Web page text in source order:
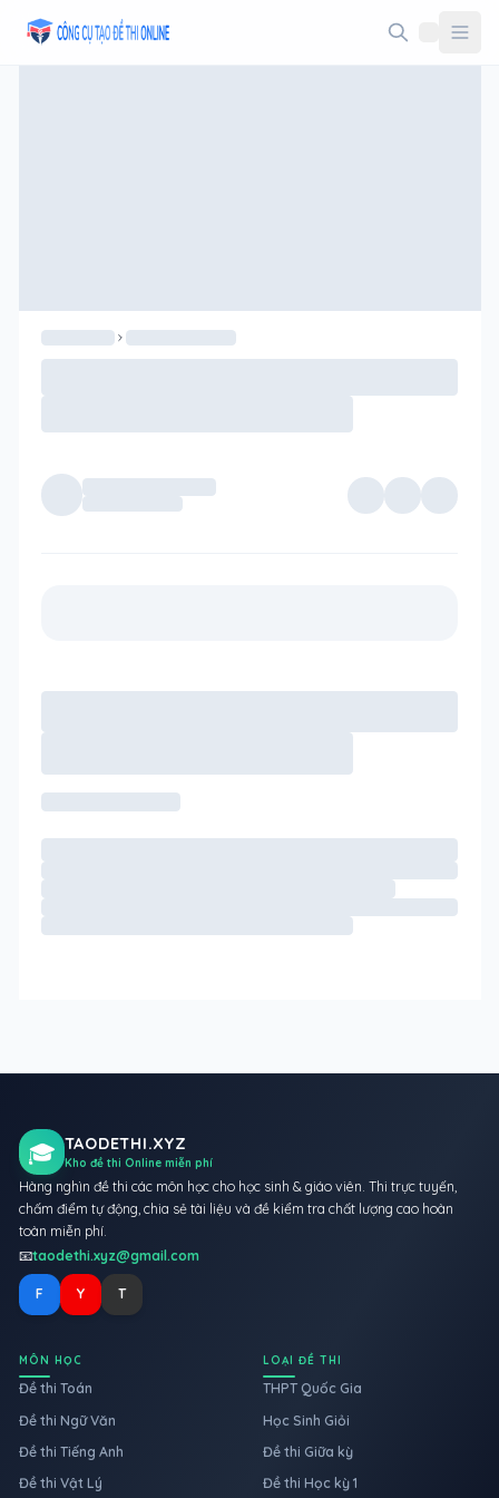
🎓 TAODETHI.XYZ
Kho đề thi Online miễn phí
Hàng nghìn đề thi các môn học cho học sinh & giáo viên. Thi trực tuyến,
chấm điểm tự động, chia sẻ tài liệu và đề kiểm tra chất lượng cao hoàn
toàn miễn phí.
📧taodethi.xyz@gmail.com
F Y T
MÔN HỌC
Đề thi Toán
Đề thi Ngữ Văn
Đề thi Tiếng Anh
Đề thi Vật Lý
LOẠI ĐỀ THI
THPT Quốc Gia
Học Sinh Giỏi
Đề thi Giữa kỳ
Đề thi Học kỳ 1